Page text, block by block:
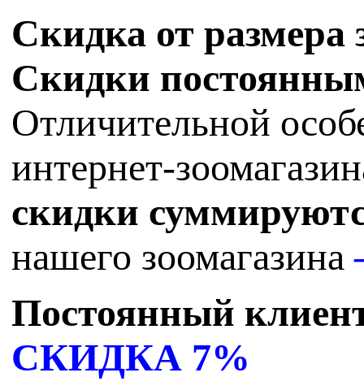
Скидка от размера
Скидки
Отличительной
интернет-
скидки
нашего зоомагазина
Постоянный
СКИДКА 7%